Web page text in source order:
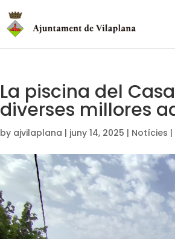
La piscina del
diverses millores
by ajvilaplana | juny 14, 2025 | Notícies |